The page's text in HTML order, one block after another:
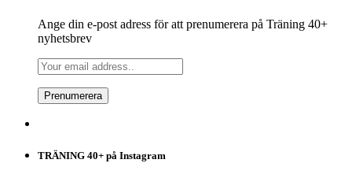
Ange din e-post adress för att prenumerera på Träning 40+
nyhetsbrev
TRÄNING 40+ på Instagram